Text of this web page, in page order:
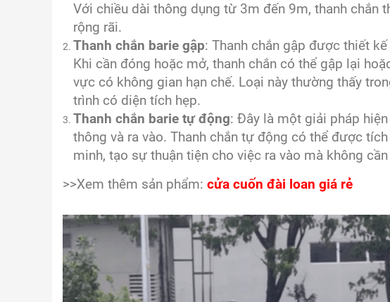
Với chiều dài thông dụng từ 3m đến 9m, thanh chắn
rộng rãi.
Thanh chắn barie gập: Thanh chắn gập được thiết
Khi cần đóng hoặc mở, thanh chắn có thể gập lại
vực có không gian hạn chế. Loại này thường thấy
trình có diện tích hẹp.
Thanh chắn barie tự động: Đây là một giải pháp
thông và ra vào. Thanh chắn tự động có thể được
minh, tạo sự thuận tiện cho việc ra vào mà không
>>Xem thêm sản phẩm: cửa cuốn đài loan giá rẻ